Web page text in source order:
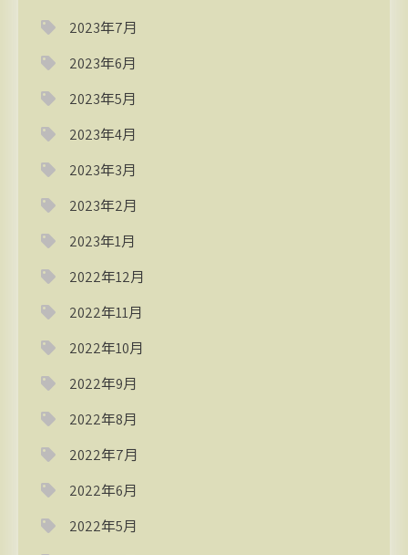
2023年7月
2023年6月
2023年5月
2023年4月
2023年3月
2023年2月
2023年1月
2022年12月
2022年11月
2022年10月
2022年9月
2022年8月
2022年7月
2022年6月
2022年5月